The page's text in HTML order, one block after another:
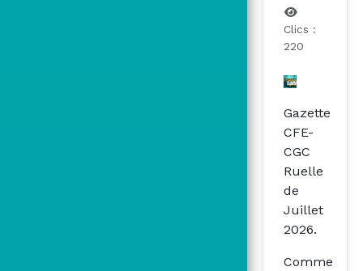
Clics :
220
Gazette
CFE-
CGC
Ruelle
de
Juillet
2026.
Comme